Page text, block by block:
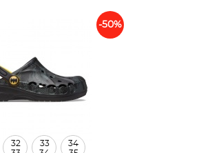
-50%
32
33
34